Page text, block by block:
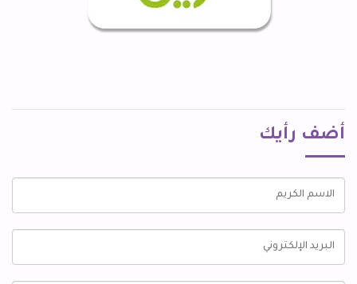
أضف رأيك